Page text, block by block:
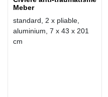
Meber
standard, 2 x pliable,
aluminium, 7 x 43 x 201
cm